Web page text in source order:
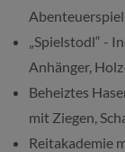
„Spielstodl“ -
Anhänger,
Beheiztes
mit Ziegen,
Reitakademie